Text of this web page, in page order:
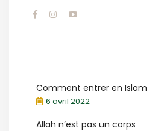
Comment entrer en Islam
6 avril 2022
Allah n’est pas un corps